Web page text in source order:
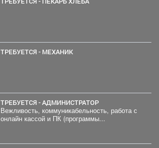
ТРЕБУЕТСЯ - МЕХАНИК
ТРЕБУЕТСЯ - АДМИНИСТРАТОР
Вежливость, коммуникабельность, работа с
онлайн кассой и ПК (программы...